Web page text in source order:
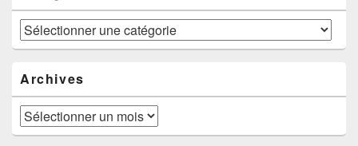
Catégories
Archives
Archives